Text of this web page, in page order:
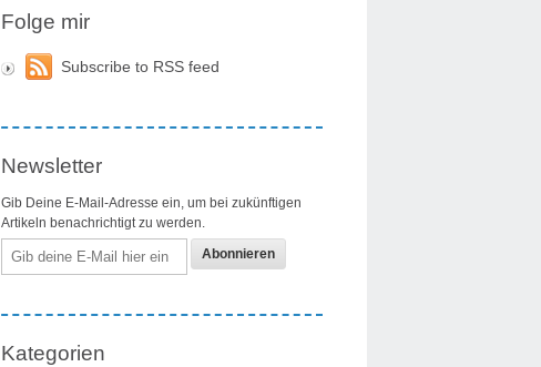
Folge mir
Subscribe to RSS feed
Newsletter
Gib Deine E-Mail-Adresse ein, um bei zukünftigen
Artikeln benachrichtigt zu werden.
Mail
Kategorien